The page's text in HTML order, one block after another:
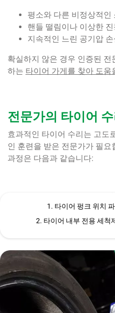
평소와 다른 비정상적인
핸들 떨림이나 이상한 진
지속적인 느린 공기압 손
확실하지 않은 경우 인증된
하는 타이어 가게를 찾아 도움
전문가의 타이어
효과적인 타이어 수리는 고도
인 훈련을 받은 전문가가 필
과정은 다음과 같습니다:
1. 타이어 펑크 위치
2. 타이어 내부 전용 세척